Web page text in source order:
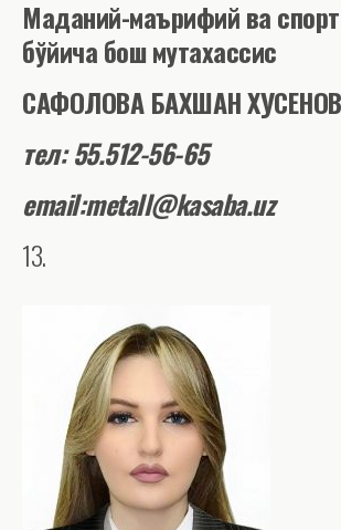
Маданий-маърифий ва
бўйича бош мутахассис
САФОЛОВА БАХШАН
тел: 55.512-56-65
email:metall@kasaba.uz
13.